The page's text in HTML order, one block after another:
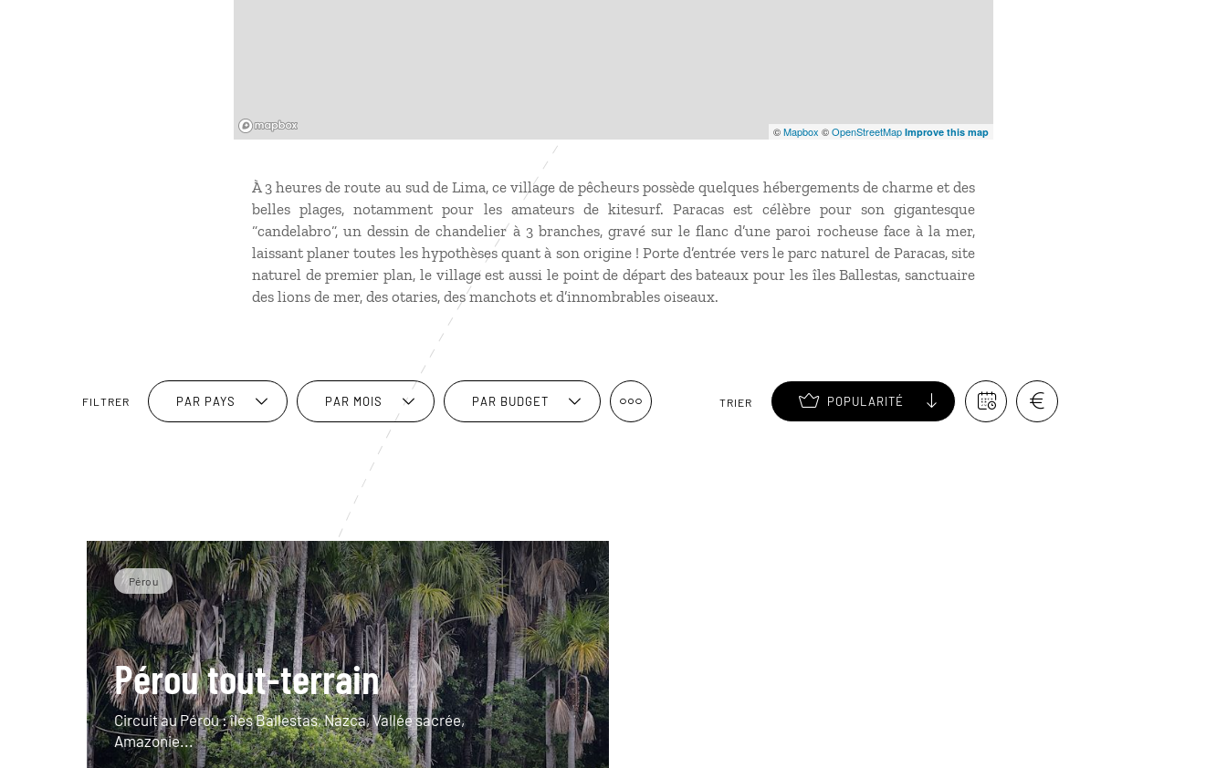
©Mapbox ©OpenStreetMap Improve this map
À 3 heures de route au sud de Lima, ce village de pêcheurs possède quelques hébergements de charme et des
belles plages, notamment pour les amateurs de kitesurf. Paracas est célèbre pour son gigantesque
“candelabro“, un dessin de chandelier à 3 branches, gravé sur le flanc d’une paroi rocheuse face à la mer,
laissant planer toutes les hypothèses quant à son origine ! Porte d’entrée vers le parc naturel de Paracas, site
naturel de premier plan, le village est aussi le point de départ des bateaux pour les îles Ballestas, sanctuaire
des lions de mer, des otaries, des manchots et d’innombrables oiseaux.
FILTRER PAR PAYS PAR MOIS PAR BUDGET TRIER POPULARITÉ
Pérou
Pérou tout-terrain
Circuit au Pérou : îles Ballestas, Nazca, Vallée sacrée,
Amazonie...